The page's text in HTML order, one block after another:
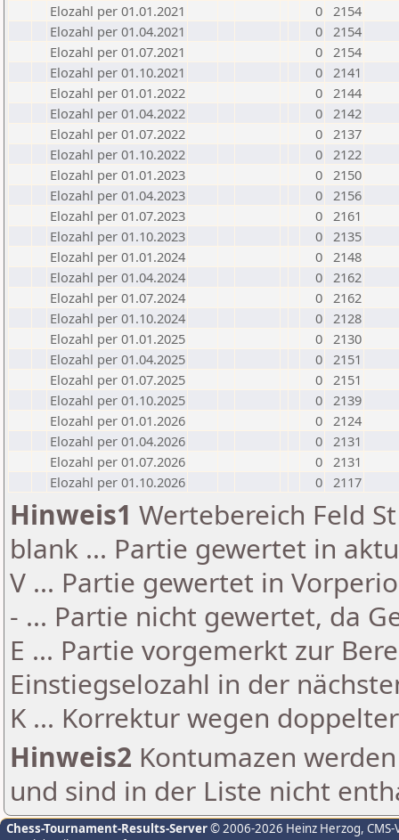
Elozahl per 01.01.2021
0 2154
Elozahl per 01.04.2021
0 2154
Elozahl per 01.07.2021
0 2154
Elozahl per 01.10.2021
0 2141
Elozahl per 01.01.2022
0 2144
Elozahl per 01.04.2022
0 2142
Elozahl per 01.07.2022
0 2137
Elozahl per 01.10.2022
0 2122
Elozahl per 01.01.2023
0 2150
Elozahl per 01.04.2023
0 2156
Elozahl per 01.07.2023
0 2161
Elozahl per 01.10.2023
0 2135
Elozahl per 01.01.2024
0 2148
Elozahl per 01.04.2024
0 2162
Elozahl per 01.07.2024
0 2162
Elozahl per 01.10.2024
0 2128
Elozahl per 01.01.2025
0 2130
Elozahl per 01.04.2025
0 2151
Elozahl per 01.07.2025
0 2151
Elozahl per 01.10.2025
0 2139
Elozahl per 01.01.2026
0 2124
Elozahl per 01.04.2026
0 2131
Elozahl per 01.07.2026
0 2131
Elozahl per 01.10.2026
0 2117
Hinweis1 Wertebereich Feld
blank ... Partie gewertet in
V ... Partie gewertet in
- ... Partie nicht gewertet, da
E ... Partie vorgemerkt zur
Einstiegselozahl in der
K ... Korrektur wegen
Hinweis2 Kontumazen
und sind in der Liste nicht
Chess-Tournament-Results-Server© 2006-2026 Heinz Herzog,